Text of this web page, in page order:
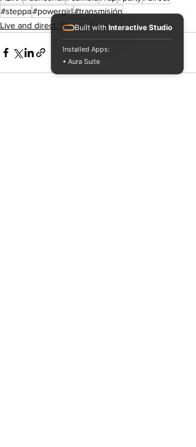
#steppa#powergirl#transmisión
Live and direct. Shows. Recitales.
Built with Interactive Studio
Installed Apps:
• Aura Suite